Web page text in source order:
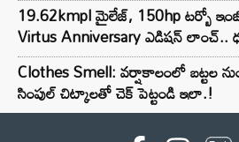
19.62kmpl మైలేజ్, 150hp టర్బో
Virtus Anniversary ఎడిషన్ లాంచ్..
Clothes Smell: వర్షాకాలంలో బట్టల
సింపుల్ చిట్కాలతో చెక్ పెట్టండి ఇలా.!